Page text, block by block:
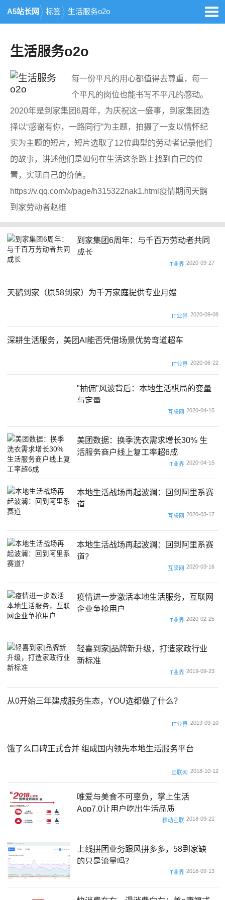
A5站长网 标签 生活服务o2o
生活服务o2o
每一份平凡的用心都值得去尊重，每一
个平凡的岗位也能书写不平凡的感动。
2020年是到家集团6周年，为庆祝这一盛事，到家集团选
择以“感谢有你，一路同行”为主题，拍摄了一支以情怀纪
实为主题的短片，短片选取了12位典型的劳动者记录他们
的故事，讲述他们是如何在生活这条路上找到自己的位
置，实现自己的价值。
https://v.qq.com/x/page/h315322nak1.html疫情期间天鹅
到家劳动者赵维
到家集团6周年：与千百万劳动者共同
成长
IT业界 2020-09-27
天鹅到家（原58到家）为千万家庭提供专业月嫂
IT业界 2020-09-08
深耕生活服务，美团AI能否凭借场景优势弯道超车
IT业界 2020-06-22
"抽佣"风波背后：本地生活棋局的变量
与定量
互联网 2020-04-15
美团数据：换季洗衣需求增长30% 生
活服务商户线上复工率超6成
IT业界 2020-04-15
本地生活战场再起波澜：回到阿里系赛
道
互联网 2020-03-17
本地生活战场再起波澜：回到阿里系赛
道？
互联网 2020-03-16
疫情进一步激活本地生活服务，互联网
企业争抢用户
IT业界 2020-02-25
轻喜到家|品牌新升级，打造家政行业
新标准
IT业界 2019-09-23
从0开始三年建成服务生态，YOU选都做了什么？
IT业界 2019-09-10
饿了么口碑正式合并 组成国内领先本地生活服务平台
互联网 2018-10-12
唯爱与美食不可辜负，掌上生活
App7.0让用户吃出生活品质
移动互联 2018-09-21
上线拼团业务跟风拼多多，58到家缺
的只是流量吗？
IT业界 2018-09-13